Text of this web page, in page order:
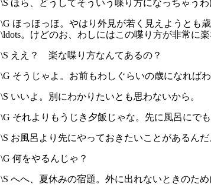
\S ほら、どうしてそういう喋り方になっちゃう
\G ほっほっほ。やはり外見が若く見えようとも
\ldots。けどのお、わしにはこの喋り方が非常に楽
\S ええ？ 楽な喋り方なんてあるの？
\G そうじゃよ。お前もわしぐらいの歳になればわ
\S いいよ。別にわかりたいとも思わないから。
\G それよりもうじき夕飯じゃな。先に風呂にでも
\S お風呂より先にやっておきたいことがあるん
\G 何をやるんじゃ？
\S へへ、夏休みの宿題。外に出れないときのため